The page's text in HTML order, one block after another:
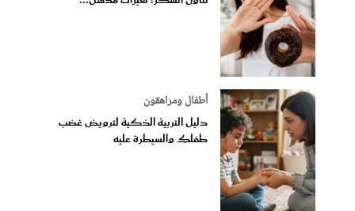
أطفال ومراهقون
دليل التربية الذكية لترويض غضب
طفلكِ والسيطرة عليه